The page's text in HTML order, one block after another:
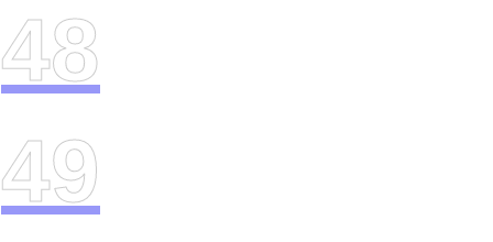
48
49